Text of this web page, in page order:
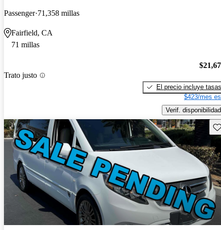
Passenger 71,358 millas
Fairfield, CA
71 millas
Trato justo
El precio incluye tasas
$423/mes
Verif. disponibilidad